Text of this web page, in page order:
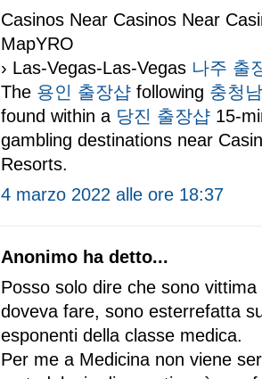
Casinos Near Casinos Near
MapYRO
› Las-Vegas-Las-Vegas 나주 출
The 용인 출장샵 following 충청
found within a 당진 출장샵 15-
gambling destinations near
Resorts.
4 marzo 2022 alle ore 18:37
Anonimo ha detto...
Posso solo dire che sono
doveva fare, sono esterrefatta
esponenti della classe medica.
Per me a Medicina non viene